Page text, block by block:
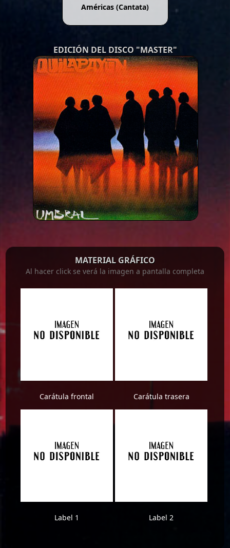
Américas (Cantata)
EDICIÓN DEL DISCO "MASTER"
MATERIAL GRÁFICO
Al hacer click se verá la imagen a pantalla completa
Carátula frontal Carátula trasera
Label 1 Label 2